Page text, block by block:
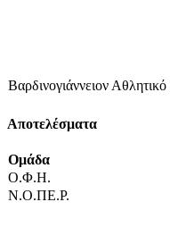
Βαρδινογιάννειον
Αποτελέσματα
Ομάδα
Ο.Φ.Η.
Ν.Ο.ΠΕ.Ρ.